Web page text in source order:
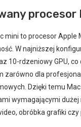
procesor
mini to procesor Apple
W najniższej
10-rdzeniowy GPU,
zarówno dla
Dzięki temu
wymagającymi dużej
obróbka grafiki czy